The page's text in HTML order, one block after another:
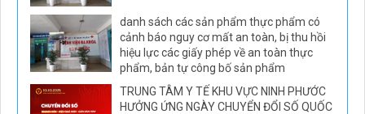
danh sách các sản phẩm thực phẩm có
cảnh báo nguy cơ mất an toàn, bị thu hồi
hiệu lực các giấy phép về an toàn thực
phẩm, bản tự công bố sản phẩm
TRUNG TÂM Y TẾ KHU VỰC NINH PHƯỚC
HƯỞNG ỨNG NGÀY CHUYỂN ĐỔI SỐ QUỐC